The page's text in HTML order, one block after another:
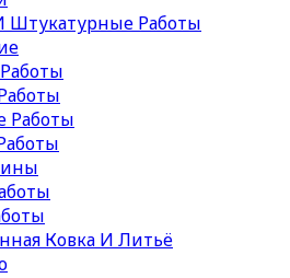
Штукатурные Работы
Работы
Ковка И Литьё